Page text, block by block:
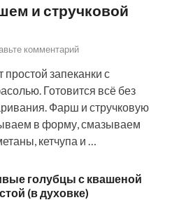
и стручковой
комментарий
запеканки с
Готовится всё без
Фарш и стручковую
в форму, смазываем
кетчупа и …
голубцы с квашеной
(в духовке)